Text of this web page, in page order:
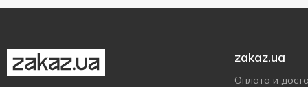
zakaz.ua
Оплата и